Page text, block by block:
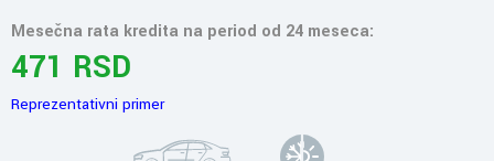
Mesečna rata kredita na period od 24 meseca:
471 RSD
Reprezentativni primer